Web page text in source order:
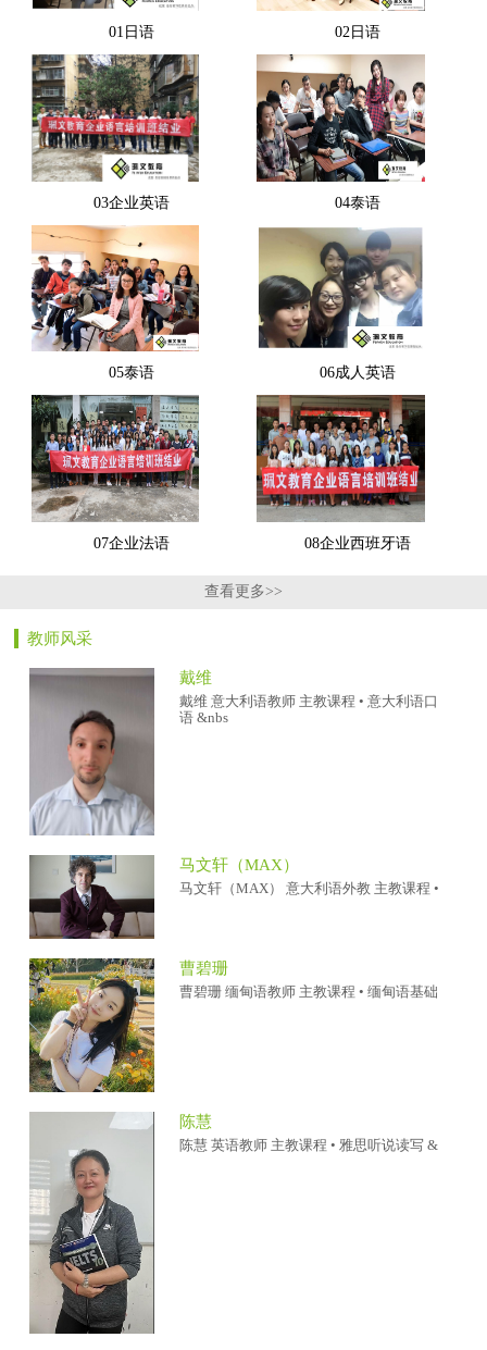
01日语 02日语
03企业英语 04泰语
05泰语 06成人英语
07企业法语 08企业西班牙语
查看更多>>
教师风采
戴维
戴维 意大利语教师 主教课程 • 意大利语口
语 &nbs
马文轩（MAX）
马文轩（MAX） 意大利语外教 主教课程 •
曹碧珊
曹碧珊 缅甸语教师 主教课程 • 缅甸语基础
陈慧
陈慧 英语教师 主教课程 • 雅思听说读写 &